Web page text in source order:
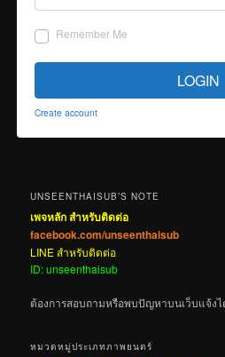
Remember Me
LOGIN
Create account
UNSEENTHAISUB’S NOTE
เพจหลัก สำหรับติดต่อ
facebook.com/unseenthaisub
LINE สำหรับติดต่อ
ID: unseenthaisub
ต้องการสอบถามหรือพบปัญหาบนเว็บแจ้งไ
หมวดหมู่ประเภทภาพยนตร์